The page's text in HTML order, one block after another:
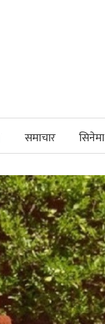
समाचार सिनेमा